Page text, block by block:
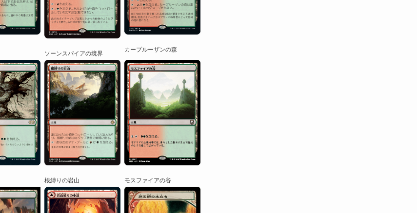
ソーンスパイアの境界
カープルーザンの森
根縛りの岩山 モスファイアの谷